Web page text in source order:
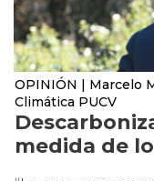
OPINIÓN | Marcelo
Climática PUCV
medida de